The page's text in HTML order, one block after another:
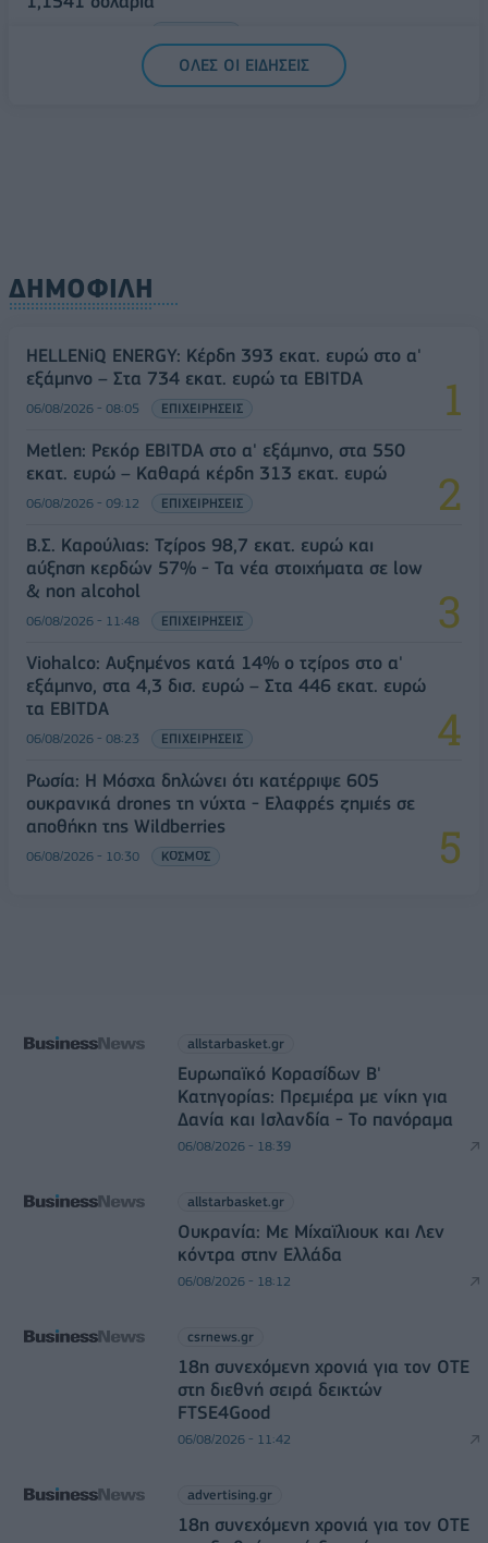
ΟΛΕΣ ΟΙ ΕΙΔΗΣΕΙΣ
ΔΗΜΟΦΙΛΗ
HELLENiQ ENERGY: Κέρδη 393 εκατ. ευρώ στο α'
εξάμηνο – Στα 734 εκατ. ευρώ τα EBITDA
06/08/2026 - 08:05 ΕΠΙΧΕΙΡΗΣΕΙΣ
Metlen: Ρεκόρ EBITDA στο α' εξάμηνο, στα 550
εκατ. ευρώ – Καθαρά κέρδη 313 εκατ. ευρώ
06/08/2026 - 09:12 ΕΠΙΧΕΙΡΗΣΕΙΣ
Β.Σ. Καρούλιας: Τζίρος 98,7 εκατ. ευρώ και
αύξηση κερδών 57% - Τα νέα στοιχήματα σε low
& non alcohol
06/08/2026 - 11:48 ΕΠΙΧΕΙΡΗΣΕΙΣ
Viohalco: Αυξημένος κατά 14% ο τζίρος στο α'
εξάμηνο, στα 4,3 δισ. ευρώ – Στα 446 εκατ. ευρώ
τα EBITDA
06/08/2026 - 08:23 ΕΠΙΧΕΙΡΗΣΕΙΣ
Ρωσία: Η Μόσχα δηλώνει ότι κατέρριψε 605
ουκρανικά drones τη νύχτα - Ελαφρές ζημιές σε
αποθήκη της Wildberries
06/08/2026 - 10:30 ΚΟΣΜΟΣ
allstarbasket.gr
Ευρωπαϊκό Κορασίδων Β'
Κατηγορίας: Πρεμιέρα με νίκη για
Δανία και Ισλανδία - Το πανόραμα
06/08/2026 - 18:39
allstarbasket.gr
Ουκρανία: Με Μίχαϊλιουκ και Λεν
κόντρα στην Ελλάδα
06/08/2026 - 18:12
csrnews.gr
18η συνεχόμενη χρονιά για τον ΟΤΕ
στη διεθνή σειρά δεικτών
FTSE4Good
06/08/2026 - 11:42
advertising.gr
18η συνεχόμενη χρονιά για τον ΟΤΕ